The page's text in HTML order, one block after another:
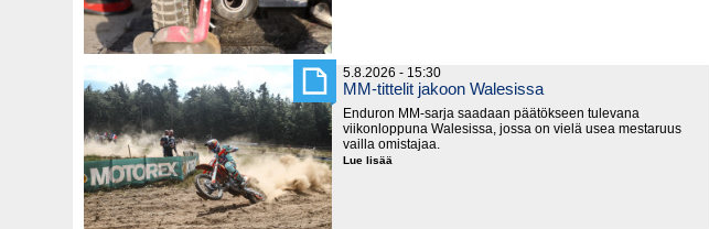
5.8.2026 - 15:30
MM-tittelit jakoon Walesissa
Enduron MM-sarja saadaan päätökseen tulevana
viikonloppuna Walesissa, jossa on vielä usea mestaruus
vailla omistajaa.
Lue lisää